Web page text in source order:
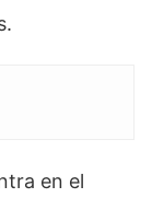
en el